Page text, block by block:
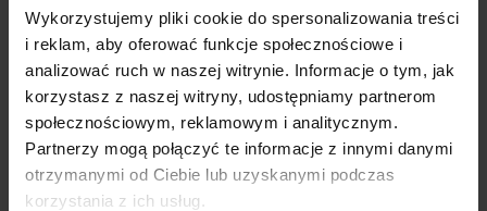
Wykorzystujemy pliki cookie do spersonalizowania treści
i reklam, aby oferować funkcje społecznościowe i
analizować ruch w naszej witrynie. Informacje o tym, jak
korzystasz z naszej witryny, udostępniamy partnerom
społecznościowym, reklamowym i analitycznym.
Partnerzy mogą połączyć te informacje z innymi danymi
otrzymanymi od Ciebie lub uzyskanymi podczas
korzystania z ich usług.
Szczegóły produktu
Zobacz także
Promocja